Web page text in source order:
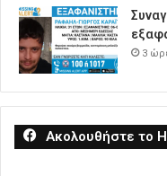
3
Ακολουθήστε το